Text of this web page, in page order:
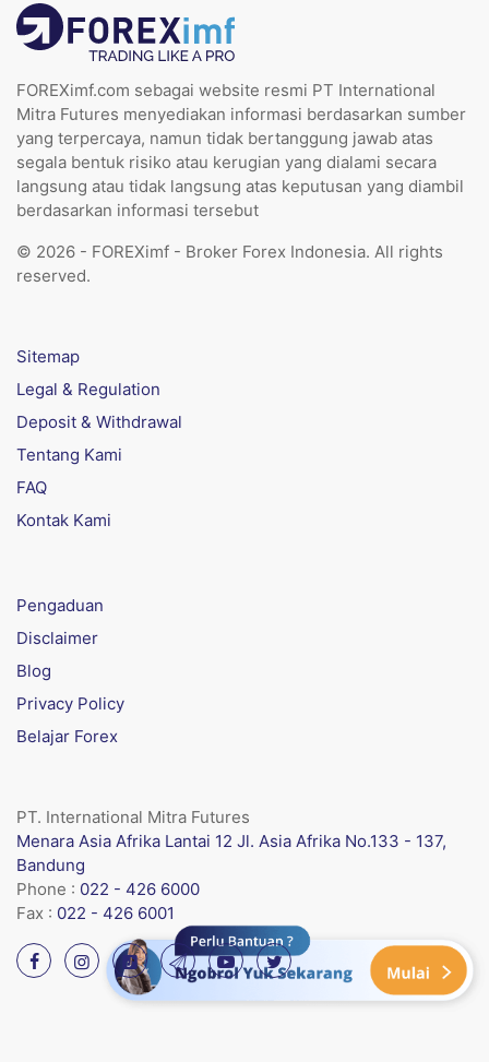
FOREXimf.com sebagai website resmi PT International
Mitra Futures menyediakan informasi berdasarkan sumber
yang terpercaya, namun tidak bertanggung jawab atas
segala bentuk risiko atau kerugian yang dialami secara
langsung atau tidak langsung atas keputusan yang diambil
berdasarkan informasi tersebut
© 2026 - FOREXimf - Broker Forex Indonesia. All rights
reserved.
Sitemap
Legal & Regulation
Deposit & Withdrawal
Tentang Kami
FAQ
Kontak Kami
Pengaduan
Disclaimer
Blog
Privacy Policy
Belajar Forex
PT. International Mitra Futures
Menara Asia Afrika Lantai 12 Jl. Asia Afrika No.133 - 137,
Bandung
Phone : 022 - 426 6000
Fax : 022 - 426 6001